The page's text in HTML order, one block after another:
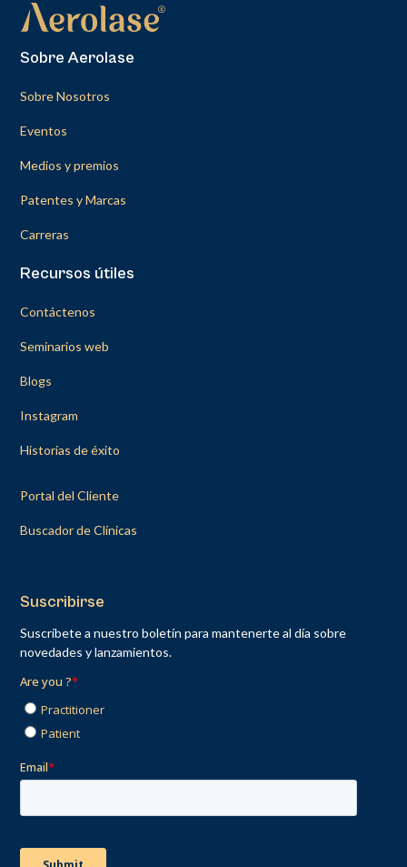
Sobre Aerolase
Sobre Nosotros
Eventos
Medios y premios
Patentes y Marcas
Carreras
Recursos útiles
Contáctenos
Seminarios web
Blogs
Instagram
Historias de éxito
Portal del Cliente
Buscador de Clínicas
Suscribirse
Suscríbete a nuestro boletín para mantenerte al día sobre
novedades y lanzamientos.